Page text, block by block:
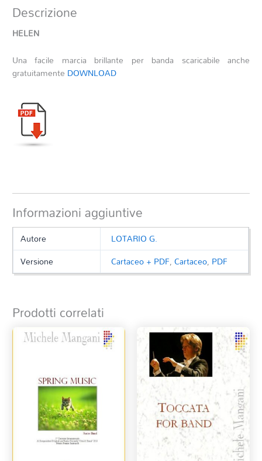
Descrizione
HELEN
Una facile marcia brillante per banda scaricabile anche
gratuitamente DOWNLOAD
Informazioni aggiuntive
Autore
LOTARIO G.
Versione
Cartaceo + PDF,Cartaceo, PDF
Prodotti correlati